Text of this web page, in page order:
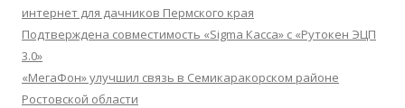
интернет для дачников Пермского края
Подтверждена совместимость «Sigma Касса» с «Рутокен ЭЦП
3.0»
«МегаФон» улучшил связь в Семикаракорском районе
Ростовской области